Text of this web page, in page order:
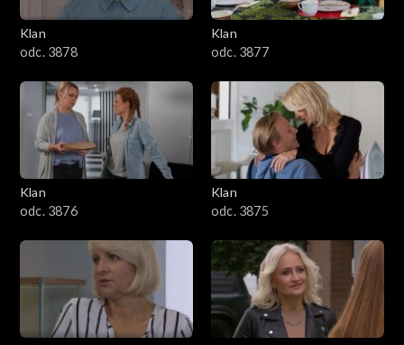
601–700
501–600
401–500
301–400
201–300
101–200
1–100
Klan
odc. 3878
Klan
odc. 3877
Klan
odc. 3876
Klan
odc. 3875